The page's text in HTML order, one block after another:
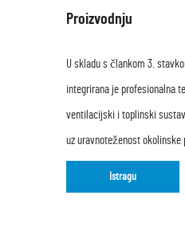
Proizvodnju
U skladu s člankom 3.
integrirana je profesionalna
ventilacijski i toplinski
uz uravnoteženost okolinske
Istragu